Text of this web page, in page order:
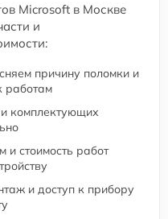
Microsoft в Москве
и
причину поломки и
работам
комплектующих
и стоимость работ
и доступ к прибору